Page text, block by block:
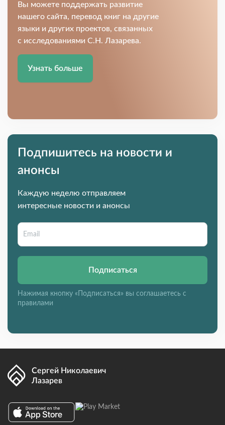
Вы можете поддержать развитие
нашего сайта, перевод книг на другие
языки и других проектов, связанных
с исследованиями С.Н. Лазарева.
Узнать больше
Подпишитесь на новости и
анонсы
Каждую неделю отправляем
интересные новости и анонсы
Подписаться
Нажимая кнопку «Подписаться» вы соглашаетесь с
правилами
Сергей Николаевич
Лазарев